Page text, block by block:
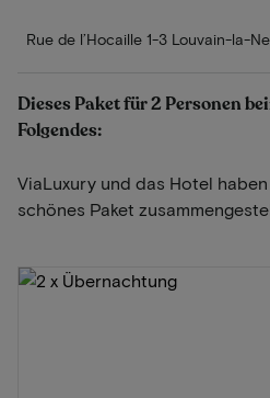
Rue de l’Hocaille 1-3 Louvain-la-
Dieses Paket für 2 Personen
Folgendes:
ViaLuxury und das Hotel
schönes Paket